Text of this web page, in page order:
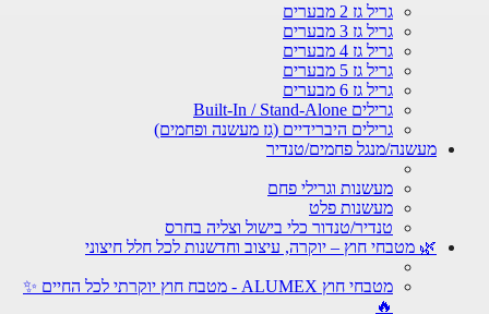
גריל גז 2 מבערים
גריל גז 3 מבערים
גריל גז 4 מבערים
גריל גז 5 מבערים
גריל גז 6 מבערים
גרילים Built-In / Stand-Alone
גרילים היברידיים (גז מעשנה ופחמים)
מעשנה/מנגל פחמים/טנדיר
מעשנות וגרילי פחם
מעשנות פלט
טנדיר/טנדור כלי בישול וצליה בחרס
🌿 מטבחי חוץ – יוקרה, עיצוב וחדשנות לכל חלל חיצוני
מטבחי חוץ ALUMEX - מטבח חוץ יוקרתי לכל החיים ✨